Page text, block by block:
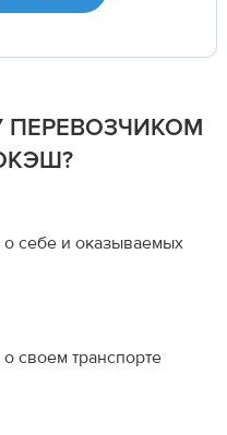
ПЕРЕВОЗЧИКОМ
себе и оказываемых
своем транспорте